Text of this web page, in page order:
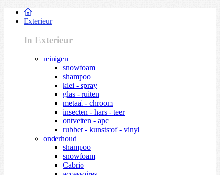
Exterieur
In Exterieur
reinigen
snowfoam
shampoo
klei - spray
glas - ruiten
metaal - chroom
insecten - hars - teer
ontvetten - apc
rubber - kunststof - vinyl
onderhoud
shampoo
snowfoam
Cabrio